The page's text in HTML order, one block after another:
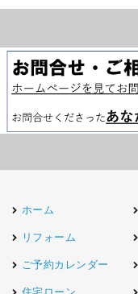
ホーム
リフォーム
ご予約カレンダー